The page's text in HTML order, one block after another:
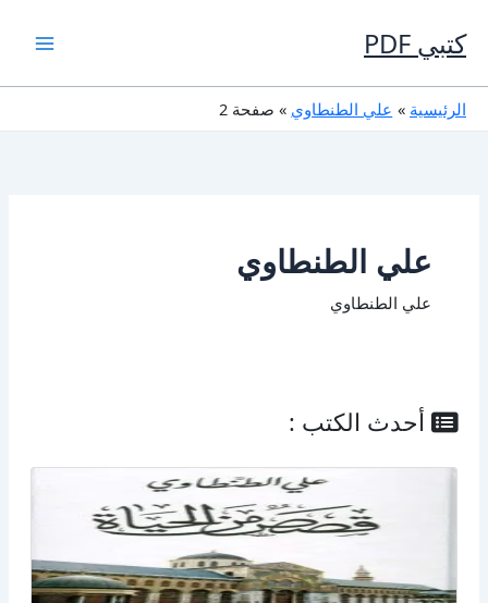
إلى
المحتوى
كتبي PDF
الرئيسية علي الطنطاوي صفحة 2
علي الطنطاوي
علي الطنطاوي
أحدث الكتب :